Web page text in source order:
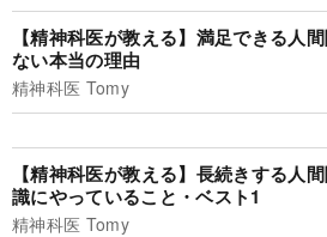
【精神科医が教える】満足できる人
ない本当の理由
精神科医 Tomy
【精神科医が教える】長続きする人
識にやっていること・ベスト1
精神科医 Tomy